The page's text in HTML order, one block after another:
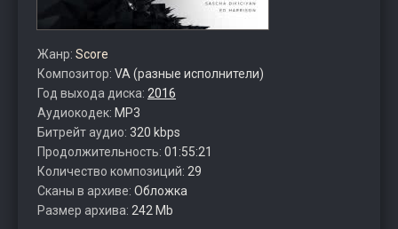
Жанр: Score
Композитор: VA (разные исполнители)
Год выхода диска: 2016
Аудиокодек: MP3
Битрейт аудио: 320 kbps
Продолжительность: 01:55:21
Количество композиций: 29
Сканы в архиве: Обложка
Размер архива: 242 Mb